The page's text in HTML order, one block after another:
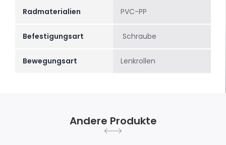
Radmaterialien PVC-PP
Befestigungsart Schraube
Bewegungsart Lenkrollen
Andere Produkte